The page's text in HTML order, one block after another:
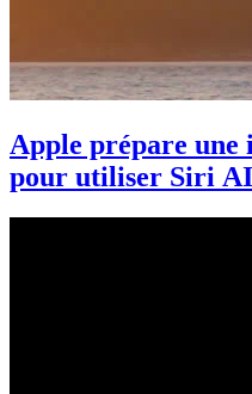
Apple prépare une
pour utiliser Siri AI